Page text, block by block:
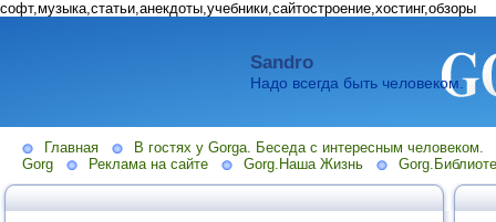
софт,музыка,статьи,анекдоты,учебники,сайтостроение,хостинг,обзоры
Sandro
Надо всегда быть человеком.
Главная
В гостях у Gorga. Беседа с интересным человеком.
Gorg
Реклама на сайте Gorg.Наша Жизнь